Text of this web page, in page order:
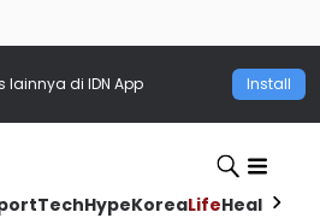
lainnya di IDN App Install
TechHypeKoreaLifeHealth